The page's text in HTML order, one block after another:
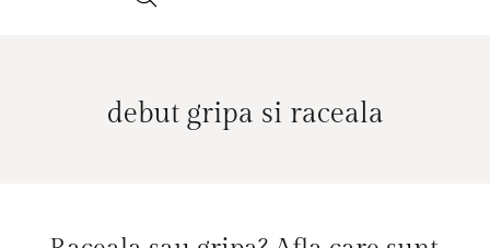
debut gripa si raceala